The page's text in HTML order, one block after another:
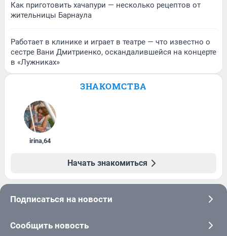
Как приготовить хачапури — несколько рецептов от
жительницы Барнаула
Работает в клинике и играет в театре — что известно о
сестре Вани Дмитриенко, оскандалившейся на концерте
в «Лужниках»
ЗНАКОМСТВА
irina,64
Начать знакомиться
Подписаться на новости
Сообщить новость